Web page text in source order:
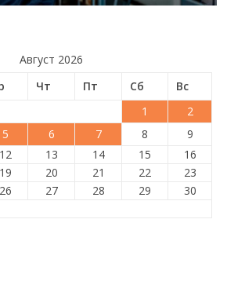
Август 2026
Чт Пт Сб
Вс
1
2
5 6 7 8
9
12 13 14 15
16
19 20 21 22
23
26 27 28 29
30